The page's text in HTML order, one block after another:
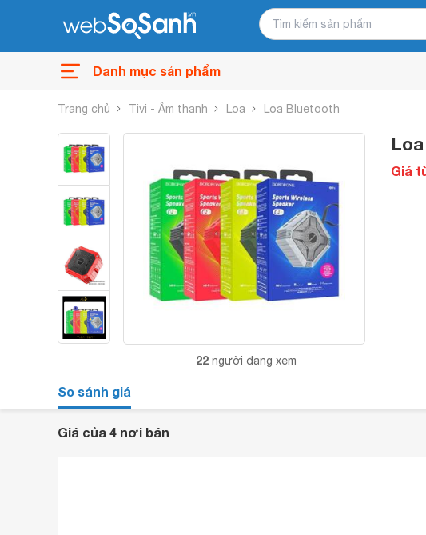
Danh mục sản phẩm
Trang chủ Tivi - Âm thanh Loa Loa Bluetooth
22 người đang xem
Giá
So sánh giá
Giá của 4 nơi bán